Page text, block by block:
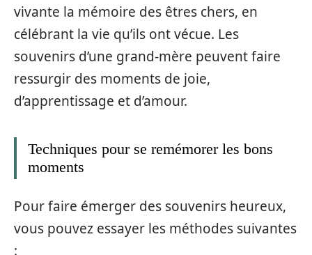
vivante la mémoire des êtres chers, en
célébrant la vie qu’ils ont vécue. Les
souvenirs d’une grand-mère peuvent faire
ressurgir des moments de joie,
d’apprentissage et d’amour.
Techniques pour se remémorer les bons
moments
Pour faire émerger des souvenirs heureux,
vous pouvez essayer les méthodes suivantes
: